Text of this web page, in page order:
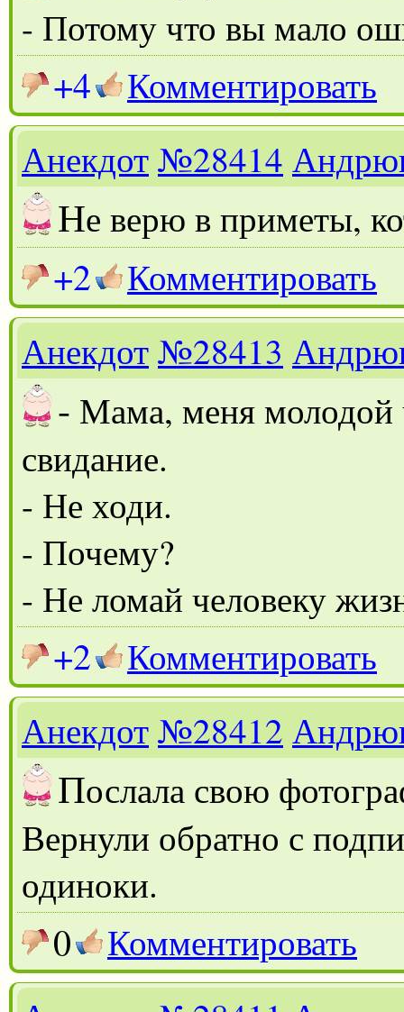
- Потому что вы мало
+4
Комментировать
Анекдот№28414
Не верю в приметы,
+2
Комментировать
Анекдот№28413
- Мама, меня молодой
свидание.
- Не ходи.
- Почему?
- Не ломай человеку
+2
Комментировать
Анекдот№28412
Послала свою
Вернули обратно с
одиноки.
0
Комментировать